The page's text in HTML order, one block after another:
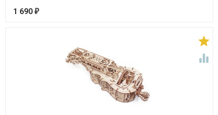
1 690 ₽

